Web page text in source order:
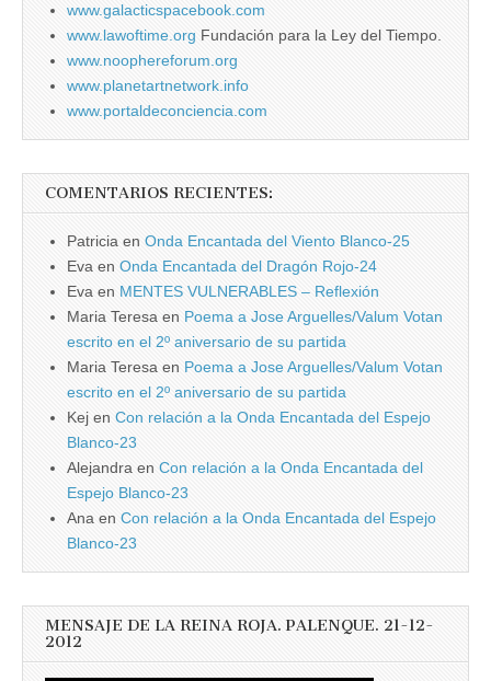
www.galacticspacebook.com
www.lawoftime.org Fundación para la Ley del Tiempo.
www.noophereforum.org
www.planetartnetwork.info
www.portaldeconciencia.com
COMENTARIOS RECIENTES:
Patricia en Onda Encantada del Viento Blanco-25
Eva en Onda Encantada del Dragón Rojo-24
Eva en MENTES VULNERABLES – Reflexión
Maria Teresa en Poema a Jose Arguelles/Valum Votan
escrito en el 2º aniversario de su partida
Maria Teresa en Poema a Jose Arguelles/Valum Votan
escrito en el 2º aniversario de su partida
Kej en Con relación a la Onda Encantada del Espejo
Blanco-23
Alejandra en Con relación a la Onda Encantada del
Espejo Blanco-23
Ana en Con relación a la Onda Encantada del Espejo
Blanco-23
MENSAJE DE LA REINA ROJA. PALENQUE. 21-12-
2012